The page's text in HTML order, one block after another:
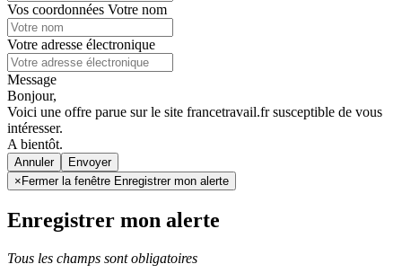
Vos coordonnées Votre nom
Votre adresse électronique
Message
Bonjour,
Voici une offre parue sur le site francetravail.fr susceptible de vous
intéresser.
A bientôt.
Annuler
× Fermer la fenêtre Enregistrer mon alerte
Enregistrer mon alerte
Tous les champs sont obligatoires